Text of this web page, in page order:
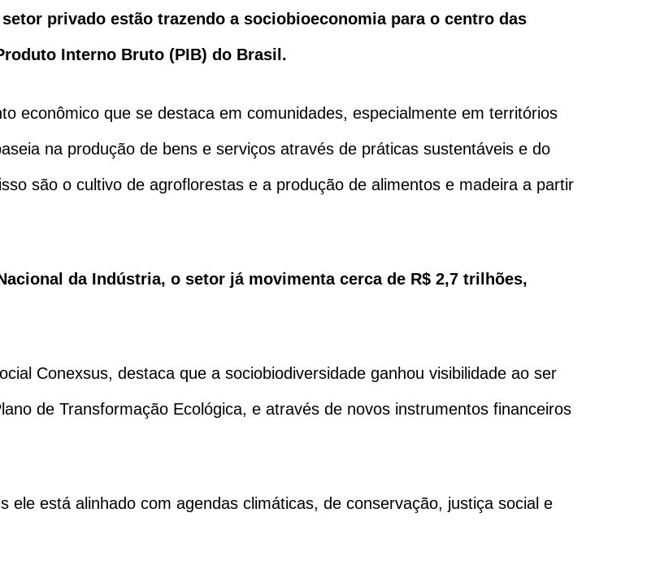
privado estão trazendo a sociobioeconomia para o centro das
Interno Bruto (PIB) do Brasil.
econômico que se destaca em comunidades, especialmente em territórios
na produção de bens e serviços através de práticas sustentáveis e do
são o cultivo de agroflorestas e a produção de alimentos e madeira a partir
da Indústria, o setor já movimenta cerca de R$ 2,7 trilhões,
Conexsus, destaca que a sociobiodiversidade ganhou visibilidade ao ser
de Transformação Ecológica, e através de novos instrumentos financeiros
ele está alinhado com agendas climáticas, de conservação, justiça social e